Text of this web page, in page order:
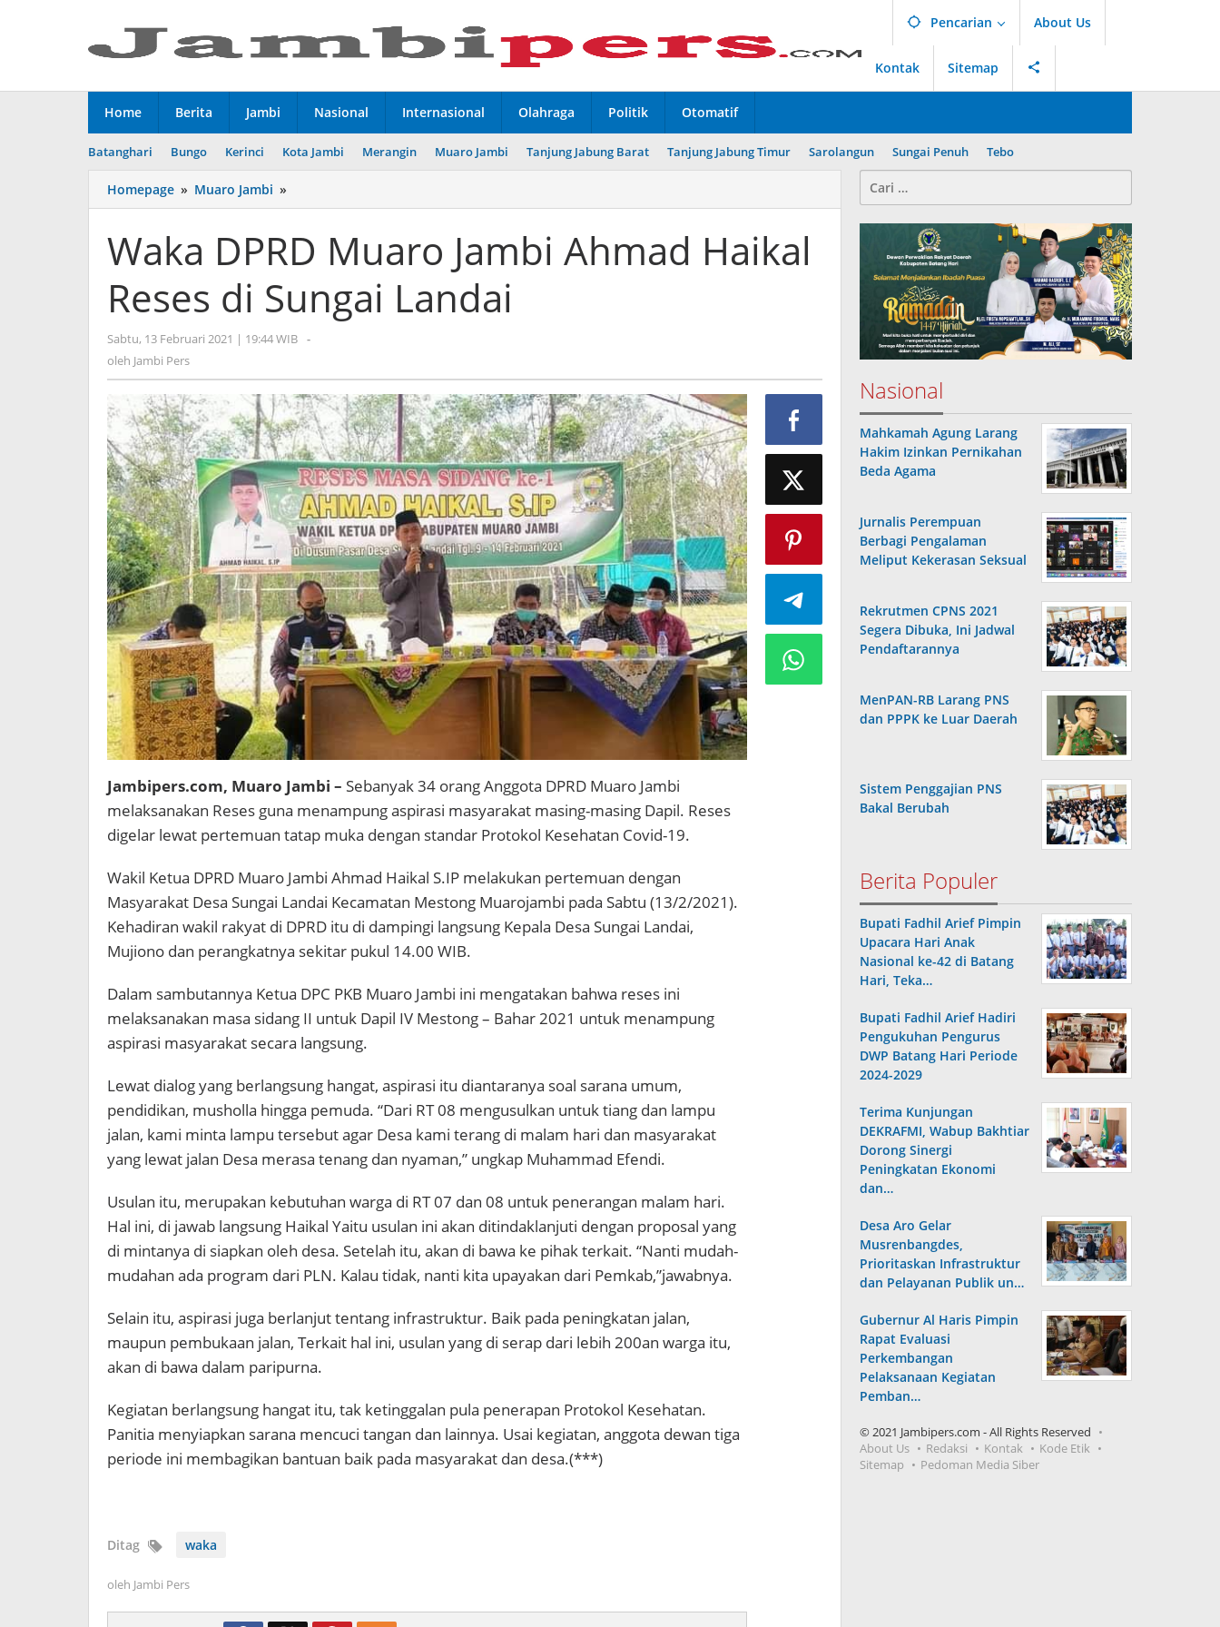
Pencarian About Us
Kontak Sitemap
Home Berita Jambi Nasional Internasional Olahraga Politik Otomatif
Batanghari Bungo Kerinci Kota Jambi Merangin Muaro Jambi Tanjung Jabung Barat Tanjung Jabung Timur Sarolangun Sungai Penuh Tebo
Homepage » Muaro Jambi »
DPRD
Jambi
Ahmad
Reses
Sungai
Waka DPRD Muaro Jambi Ahmad Haikal
Reses di Sungai Landai
Sabtu, 13 Februari 2021 | 19:44 WIB oleh
-
oleh Jambi Pers
Jambipers.com, Muaro Jambi – Sebanyak 34 orang Anggota DPRD Muaro Jambi
melaksanakan Reses guna menampung aspirasi masyarakat masing-masing Dapil. Reses
digelar lewat pertemuan tatap muka dengan standar Protokol Kesehatan Covid-19.
Wakil Ketua DPRD Muaro Jambi Ahmad Haikal S.IP melakukan pertemuan dengan
Masyarakat Desa Sungai Landai Kecamatan Mestong Muarojambi pada Sabtu (13/2/2021).
Kehadiran wakil rakyat di DPRD itu di dampingi langsung Kepala Desa Sungai Landai,
Mujiono dan perangkatnya sekitar pukul 14.00 WIB.
Dalam sambutannya Ketua DPC PKB Muaro Jambi ini mengatakan bahwa reses ini
melaksanakan masa sidang II untuk Dapil IV Mestong – Bahar 2021 untuk menampung
aspirasi masyarakat secara langsung.
Lewat dialog yang berlangsung hangat, aspirasi itu diantaranya soal sarana umum,
pendidikan, musholla hingga pemuda. “Dari RT 08 mengusulkan untuk tiang dan lampu
jalan, kami minta lampu tersebut agar Desa kami terang di malam hari dan masyarakat
yang lewat jalan Desa merasa tenang dan nyaman,” ungkap Muhammad Efendi.
Usulan itu, merupakan kebutuhan warga di RT 07 dan 08 untuk penerangan malam hari.
Hal ini, di jawab langsung Haikal Yaitu usulan ini akan ditindaklanjuti dengan proposal yang
di mintanya di siapkan oleh desa. Setelah itu, akan di bawa ke pihak terkait. “Nanti mudah-
mudahan ada program dari PLN. Kalau tidak, nanti kita upayakan dari Pemkab,”jawabnya.
Selain itu, aspirasi juga berlanjut tentang infrastruktur. Baik pada peningkatan jalan,
maupun pembukaan jalan, Terkait hal ini, usulan yang di serap dari lebih 200an warga itu,
akan di bawa dalam paripurna.
Kegiatan berlangsung hangat itu, tak ketinggalan pula penerapan Protokol Kesehatan.
Panitia menyiapkan sarana mencuci tangan dan lainnya. Usai kegiatan, anggota dewan tiga
periode ini membagikan bantuan baik pada masyarakat dan desa.(***)
Ditag waka
oleh Jambi Pers
Cari
untuk:
Nasional
Mahkamah Agung Larang
Hakim Izinkan Pernikahan
Beda Agama
Jurnalis Perempuan
Berbagi Pengalaman
Meliput Kekerasan Seksual
Rekrutmen CPNS 2021
Segera Dibuka, Ini Jadwal
Pendaftarannya
MenPAN-RB Larang PNS
dan PPPK ke Luar Daerah
Sistem Penggajian PNS
Bakal Berubah
Berita Populer
Bupati Fadhil Arief Pimpin
Upacara Hari Anak
Nasional ke-42 di Batang
Hari, Teka…
Bupati Fadhil Arief Hadiri
Pengukuhan Pengurus
DWP Batang Hari Periode
2024-2029
Terima Kunjungan
DEKRAFMI, Wabup Bakhtiar
Dorong Sinergi
Peningkatan Ekonomi
dan…
Desa Aro Gelar
Musrenbangdes,
Prioritaskan Infrastruktur
dan Pelayanan Publik un…
Gubernur Al Haris Pimpin
Rapat Evaluasi
Perkembangan
Pelaksanaan Kegiatan
Pemban…
© 2021 Jambipers.com - All Rights Reserved
About Us
Redaksi Kontak
Kode Etik
Sitemap
Pedoman Media Siber